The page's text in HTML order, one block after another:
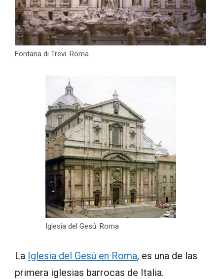
Fontana di Trevi. Roma
Iglesia del Gesú. Roma
La Iglesia del Gesú en Roma, es una de las
primera iglesias barrocas de Italia.